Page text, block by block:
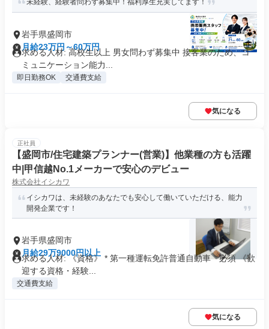
未経験、経験者問わず募集中！福利厚生充実してます！
岩手県盛岡市
月給23万円～60万円
求める人材: 高校生以上 男女問わず募集中 接客業のため、コ
ミュニケーション能力...
即日勤務OK 交通費支給
気になる
正社員
【盛岡市/住宅建築プランナー(営業)】他業種の方も活躍
中|甲信越No.1メーカーで安心のデビュー
株式会社イシカワ
イシカワは、未経験のあなたでも安心して働いていただける、能力
開発企業です！
岩手県盛岡市
月給29万9000円以上
求める人材: 《資格》 * 第一種運転免許普通自動車 必須 《歓
迎する資格・経験...
交通費支給
気になる